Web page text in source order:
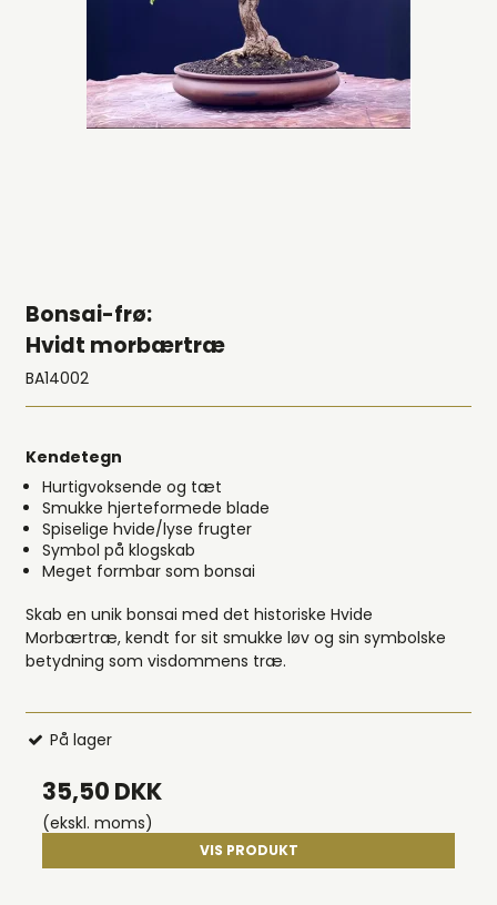
Bonsai-frø:
Hvidt morbærtræ
BA14002
Kendetegn
Hurtigvoksende og tæt
Smukke hjerteformede blade
Spiselige hvide/lyse frugter
Symbol på klogskab
Meget formbar som bonsai
Skab en unik bonsai med det historiske Hvide
Morbærtræ, kendt for sit smukke løv og sin symbolske
betydning som visdommens træ.
På lager
35,50 DKK
(ekskl. moms)
VIS PRODUKT